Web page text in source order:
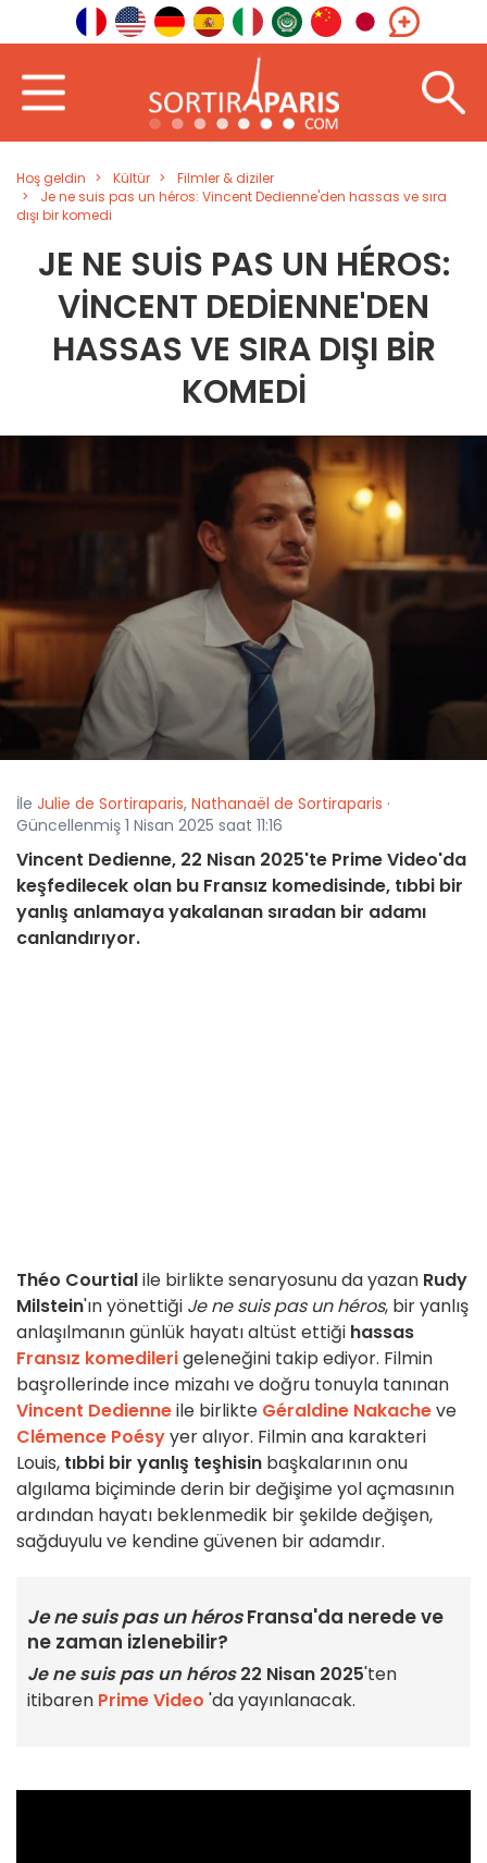
Hoş geldin Kültür
Filmler & diziler
Je ne suis pas un héros: Vincent Dedienne'den hassas ve sıra
dışı bir komedi
JE NE SUIS PAS UN HÉROS:
VINCENT DEDIENNE'DEN
HASSAS VE SIRA DIŞI BIR
KOMEDI
İle Julie de Sortiraparis, Nathanaël de Sortiraparis ·
Güncellenmiş 1 Nisan 2025 saat 11:16
Vincent Dedienne, 22 Nisan 2025'te Prime Video'da
keşfedilecek olan bu Fransız komedisinde, tıbbi bir
yanlış anlamaya yakalanan sıradan bir adamı
canlandırıyor.
Théo Courtialile birlikte senaryosunu da yazan Rudy
Milstein'ın yönettiği Je ne suis pas un héros, bir yanlış
anlaşılmanın günlük hayatı altüst ettiği hassas
Fransız komedilerigeleneğini takip ediyor. Filmin
başrollerinde ince mizahı ve doğru tonuyla tanınan
Vincent Dedienneile birlikte Géraldine Nakacheve
Clémence Poésyyer alıyor. Filmin ana karakteri
Louis, tıbbi bir yanlış teşhisin başkalarının onu
algılama biçiminde derin bir değişime yol açmasının
ardından hayatı beklenmedik bir şekilde değişen,
sağduyulu ve kendine güvenen bir adamdır.
Je ne suis pas un hérosFransa'da nerede ve
ne zaman izlenebilir?
Je ne suis pas un héros 22 Nisan 2025'ten
itibaren Prime Video 'da yayınlanacak.